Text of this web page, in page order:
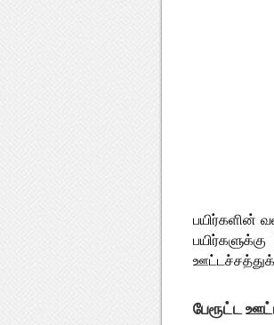
பயிர்களின்
பேரூட்ட